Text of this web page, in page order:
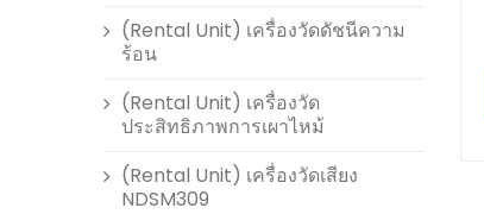
(Rental Unit) เครื่องวัดดัชนีความ
ร้อน
(Rental Unit) เครื่องวัด
ประสิทธิภาพการเผาไหม้
(Rental Unit) เครื่องวัดเสียง
NDSM309